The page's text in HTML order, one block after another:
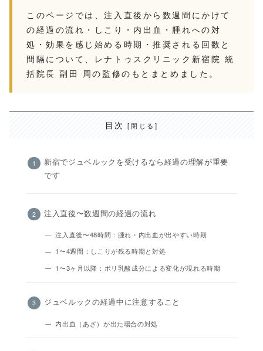
このページでは、注入直後から数週間にかけて
の経過の流れ・しこり・内出血・腫れへの対
処・効果を感じ始める時期・推奨される回数と
間隔について、レナトゥスクリニック新宿院 統
括院長 副田 周の監修のもとまとめました。
目次
新宿でジュベルックを受けるなら経過の理解が重要
です
注入直後〜数週間の経過の流れ
注入直後〜48時間：腫れ・内出血が出やすい時期
1〜4週間：しこりが残る時期と対処
1〜3ヶ月以降：ポリ乳酸成分による変化が現れる時期
ジュベルックの経過中に注意すること
内出血（あざ）が出た場合の対処